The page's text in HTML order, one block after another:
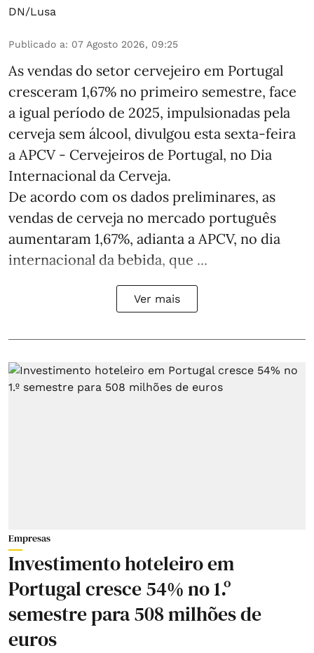
DN/Lusa
Publicado a: 07 Agosto 2026, 09:25
As vendas do setor cervejeiro em Portugal
cresceram 1,67% no primeiro semestre, face
a igual período de 2025, impulsionadas pela
cerveja sem álcool, divulgou esta sexta-feira
a APCV - Cervejeiros de Portugal, no Dia
Internacional da Cerveja.
De acordo com os dados preliminares, as
vendas de cerveja no mercado português
aumentaram 1,67%, adianta a APCV, no dia
internacional da bebida, que ...
Ver mais
Empresas
Investimento hoteleiro em
Portugal cresce 54% no 1.º
semestre para 508 milhões de
euros